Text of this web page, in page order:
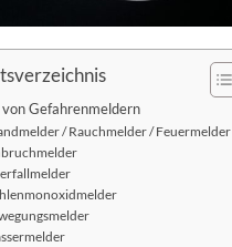
Gefahrenmeldern
/ Rauchmelder / Feuermelder